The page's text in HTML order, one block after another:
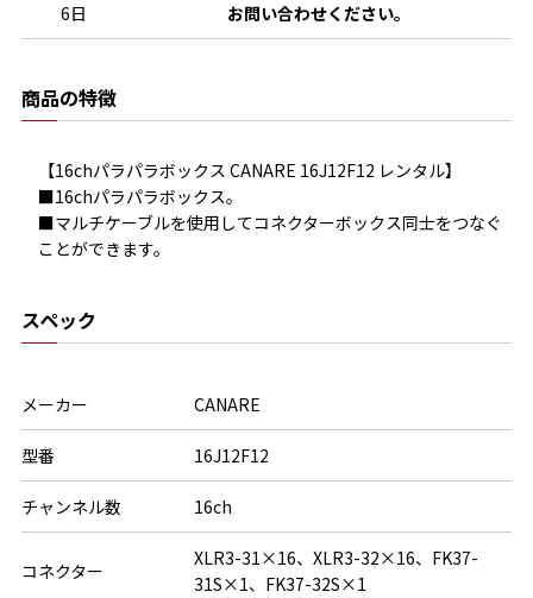
6日 お問い合わせください。
商品の特徴
【16chパラパラボックス CANARE 16J12F12 レンタル】
■16chパラパラボックス。
■マルチケーブルを使用してコネクターボックス同士をつなぐ
ことができます。
スペック
メーカー CANARE
型番 16J12F12
チャンネル数 16ch
コネクター
XLR3-31×16、XLR3-32×16、FK37-
31S×1、FK37-32S×1